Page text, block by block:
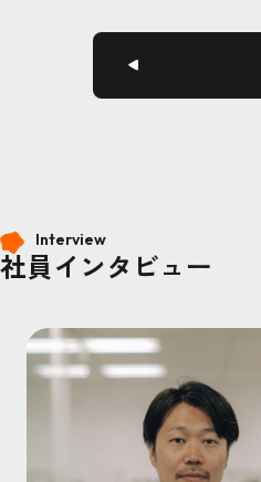
Interview
社員インタビュー